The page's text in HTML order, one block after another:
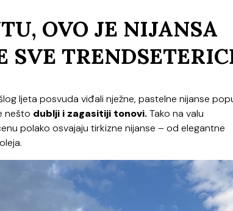
OVO JE NIJANSA
SVE
ljeta posvuda viđali nježne, pastelne nijanse
nešto dublji i zagasitiji tonovi.Tako na valu
polako osvajaju tirkizne nijanse – od elegantne